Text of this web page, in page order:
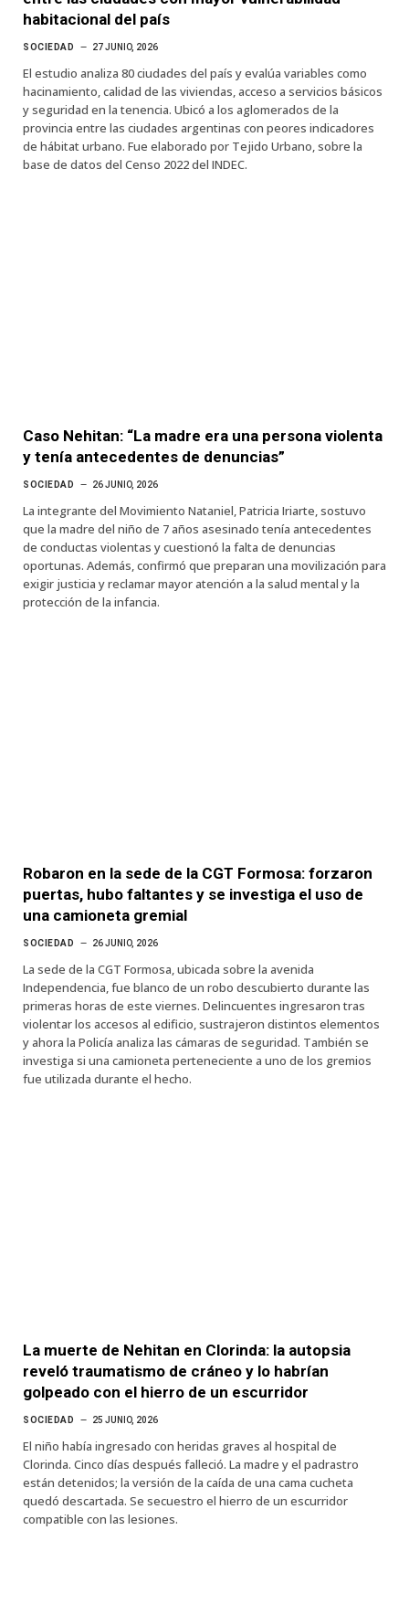
habitacional del país
SOCIEDAD 27 JUNIO, 2026
El estudio analiza 80 ciudades del país y evalúa variables como
hacinamiento, calidad de las viviendas, acceso a servicios básicos
y seguridad en la tenencia. Ubicó a los aglomerados de la
provincia entre las ciudades argentinas con peores indicadores
de hábitat urbano. Fue elaborado por Tejido Urbano, sobre la
base de datos del Censo 2022 del INDEC.
Caso Nehitan: “La madre era una persona violenta
y tenía antecedentes de denuncias”
SOCIEDAD 26 JUNIO, 2026
La integrante del Movimiento Nataniel, Patricia Iriarte, sostuvo
que la madre del niño de 7 años asesinado tenía antecedentes
de conductas violentas y cuestionó la falta de denuncias
oportunas. Además, confirmó que preparan una movilización para
exigir justicia y reclamar mayor atención a la salud mental y la
protección de la infancia.
Robaron en la sede de la CGT Formosa: forzaron
puertas, hubo faltantes y se investiga el uso de
una camioneta gremial
SOCIEDAD 26 JUNIO, 2026
La sede de la CGT Formosa, ubicada sobre la avenida
Independencia, fue blanco de un robo descubierto durante las
primeras horas de este viernes. Delincuentes ingresaron tras
violentar los accesos al edificio, sustrajeron distintos elementos
y ahora la Policía analiza las cámaras de seguridad. También se
investiga si una camioneta perteneciente a uno de los gremios
fue utilizada durante el hecho.
La muerte de Nehitan en Clorinda: la autopsia
reveló traumatismo de cráneo y lo habrían
golpeado con el hierro de un escurridor
SOCIEDAD 25 JUNIO, 2026
El niño había ingresado con heridas graves al hospital de
Clorinda. Cinco días después falleció. La madre y el padrastro
están detenidos; la versión de la caída de una cama cucheta
quedó descartada. Se secuestro el hierro de un escurridor
compatible con las lesiones.